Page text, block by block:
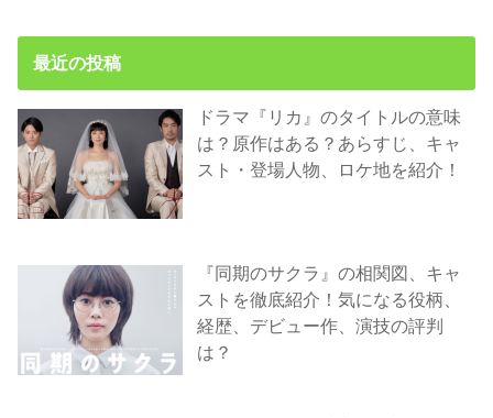
最近の投稿
ドラマ『リカ』のタイトルの意味
は？原作はある？あらすじ、キャ
スト・登場人物、ロケ地を紹介！
『同期のサクラ』の相関図、キャ
ストを徹底紹介！気になる役柄、
経歴、デビュー作、演技の評判
は？